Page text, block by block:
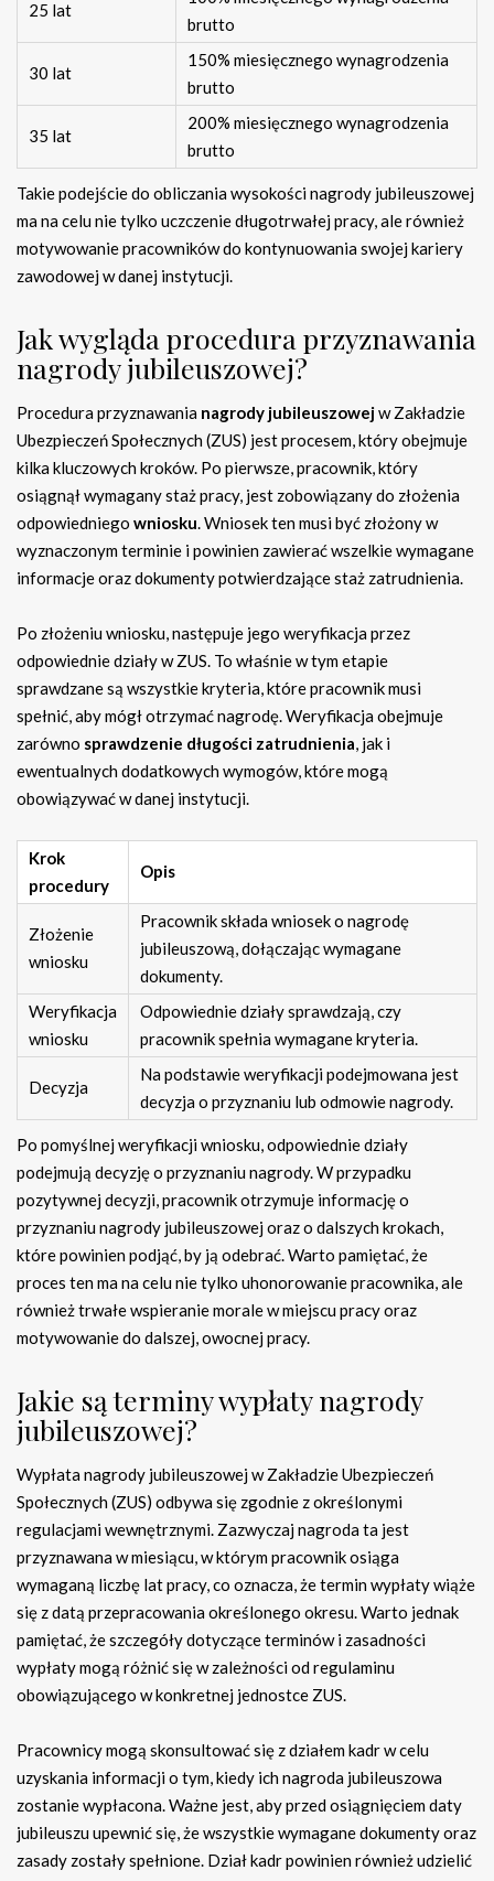
25 lat
brutto
30 lat
150% miesięcznego wynagrodzenia
brutto
35 lat
200% miesięcznego wynagrodzenia
brutto
Takie podejście do obliczania wysokości nagrody jubileuszowej
ma na celu nie tylko uczczenie długotrwałej pracy, ale również
motywowanie pracowników do kontynuowania swojej kariery
zawodowej w danej instytucji.
Jak wygląda procedura przyznawania
nagrody jubileuszowej?
Procedura przyznawania nagrody jubileuszowejw Zakładzie
Ubezpieczeń Społecznych (ZUS) jest procesem, który obejmuje
kilka kluczowych kroków. Po pierwsze, pracownik, który
osiągnął wymagany staż pracy, jest zobowiązany do złożenia
odpowiedniego wniosku. Wniosek ten musi być złożony w
wyznaczonym terminie i powinien zawierać wszelkie wymagane
informacje oraz dokumenty potwierdzające staż zatrudnienia.
Po złożeniu wniosku, następuje jego weryfikacja przez
odpowiednie działy w ZUS. To właśnie w tym etapie
sprawdzane są wszystkie kryteria, które pracownik musi
spełnić, aby mógł otrzymać nagrodę. Weryfikacja obejmuje
zarówno sprawdzenie długości zatrudnienia, jak i
ewentualnych dodatkowych wymogów, które mogą
obowiązywać w danej instytucji.
Krok
procedury
Opis
Złożenie
wniosku
Pracownik składa wniosek o nagrodę
jubileuszową, dołączając wymagane
dokumenty.
Weryfikacja
wniosku
Odpowiednie działy sprawdzają, czy
pracownik spełnia wymagane kryteria.
Decyzja
Na podstawie weryfikacji podejmowana jest
decyzja o przyznaniu lub odmowie nagrody.
Po pomyślnej weryfikacji wniosku, odpowiednie działy
podejmują decyzję o przyznaniu nagrody. W przypadku
pozytywnej decyzji, pracownik otrzymuje informację o
przyznaniu nagrody jubileuszowej oraz o dalszych krokach,
które powinien podjąć, by ją odebrać. Warto pamiętać, że
proces ten ma na celu nie tylko uhonorowanie pracownika, ale
również trwałe wspieranie morale w miejscu pracy oraz
motywowanie do dalszej, owocnej pracy.
Jakie są terminy wypłaty nagrody
jubileuszowej?
Wypłata nagrody jubileuszowej w Zakładzie Ubezpieczeń
Społecznych (ZUS) odbywa się zgodnie z określonymi
regulacjami wewnętrznymi. Zazwyczaj nagroda ta jest
przyznawana w miesiącu, w którym pracownik osiąga
wymaganą liczbę lat pracy, co oznacza, że termin wypłaty wiąże
się z datą przepracowania określonego okresu. Warto jednak
pamiętać, że szczegóły dotyczące terminów i zasadności
wypłaty mogą różnić się w zależności od regulaminu
obowiązującego w konkretnej jednostce ZUS.
Pracownicy mogą skonsultować się z działem kadr w celu
uzyskania informacji o tym, kiedy ich nagroda jubileuszowa
zostanie wypłacona. Ważne jest, aby przed osiągnięciem daty
jubileuszu upewnić się, że wszystkie wymagane dokumenty oraz
zasady zostały spełnione. Dział kadr powinien również udzielić